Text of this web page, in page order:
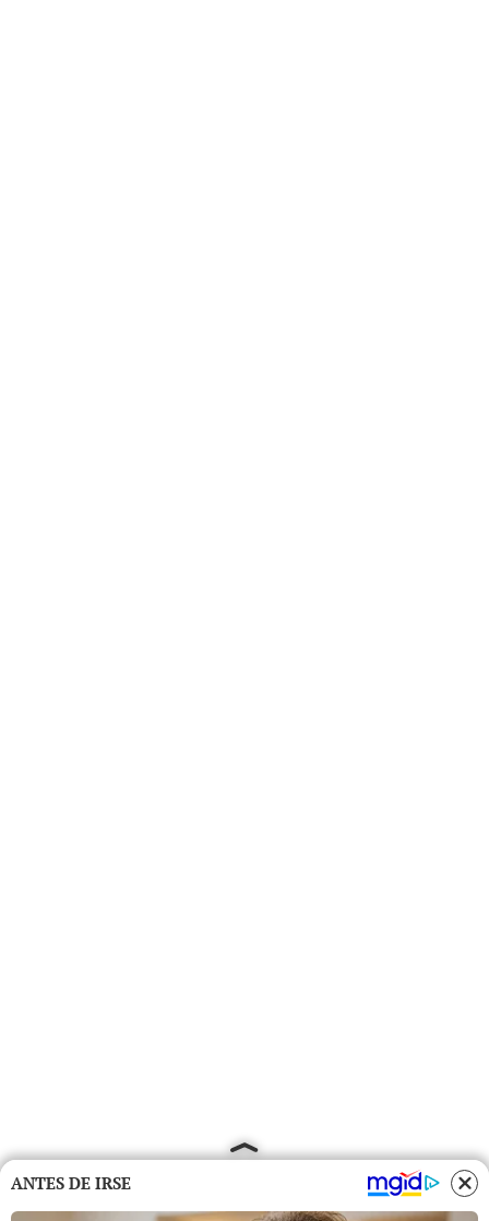
ANTES DE IRSE